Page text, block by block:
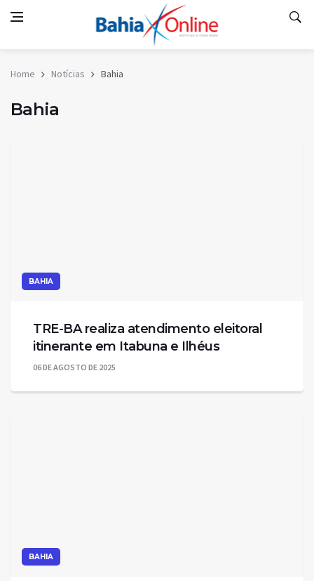
Home Notícias Bahia
Bahia
BAHIA
TRE-BA realiza atendimento eleitoral
itinerante em Itabuna e Ilhéus
06 DE AGOSTO DE 2025
BAHIA